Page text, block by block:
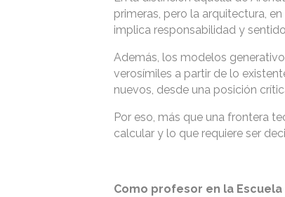
primeras, pero la arquitectura,
implica responsabilidad y
Además, los modelos
verosímiles a partir de lo
nuevos, desde una posición
Por eso, más que una frontera
calcular y lo que requiere ser
Como profesor en la